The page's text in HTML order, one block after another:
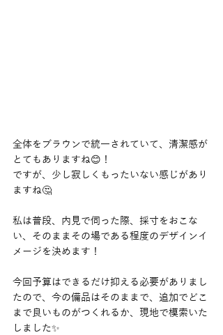
全体をブラウンで統一されていて、清潔感が
とてもありますね😊！
ですが、少し寂しくもったいない感じがあり
ますね🤔
私は普段、内見で伺った際、採寸をおこな
い、そのままその場である程度のデザインイ
メージを決めます！
今回予算はできるだけ抑える必要がありまし
たので、今の備品はそのままで、追加でどこ
まで良いものがつくれるか、現地で模索いた
しました✨